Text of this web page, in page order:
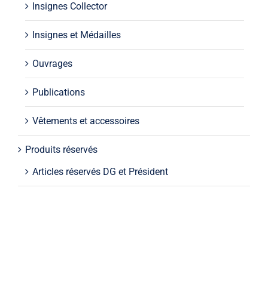
Insignes Collector
Insignes et Médailles
Ouvrages
Publications
Vêtements et accessoires
Produits réservés
Articles réservés DG et Président